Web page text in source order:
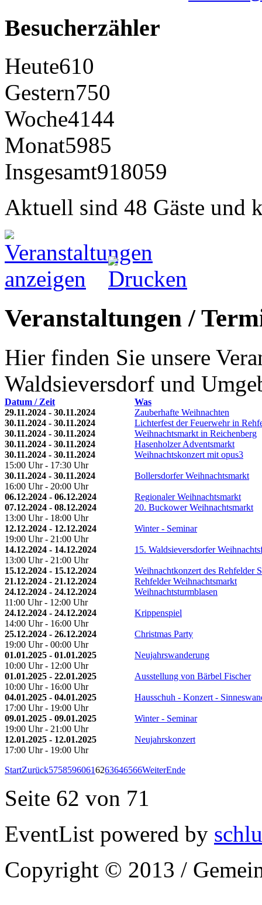
Besucherzähler
Heute610
Gestern750
Woche4144
Monat5985
Insgesamt918059
Aktuell sind 48 Gäste und
Veranstaltungen /
Hier finden Sie unsere
Waldsieversdorf und
Datum / Zeit
Was
29.11.2024 - 30.11.2024
Zauberhafte Weihnachten
30.11.2024 - 30.11.2024
Lichterfest der Feuerwehr in
30.11.2024 - 30.11.2024
Weihnachtsmarkt in Reichenberg
30.11.2024 - 30.11.2024
Hasenholzer Adventsmarkt
30.11.2024 - 30.11.2024
15:00 Uhr - 17:30 Uhr
Weihnachtskonzert mit opus3
30.11.2024 - 30.11.2024
16:00 Uhr - 20:00 Uhr
Bollersdorfer Weihnachtsmarkt
06.12.2024 - 06.12.2024
Regionaler Weihnachtsmarkt
07.12.2024 - 08.12.2024
13:00 Uhr - 18:00 Uhr
20. Buckower Weihnachtsmarkt
12.12.2024 - 12.12.2024
19:00 Uhr - 21:00 Uhr
Winter - Seminar
14.12.2024 - 14.12.2024
13:00 Uhr - 21:00 Uhr
15. Waldsieversdorfer
15.12.2024 - 15.12.2024
Weihnachtkonzert des Rehfelder
21.12.2024 - 21.12.2024
Rehfelder Weihnachtsmarkt
24.12.2024 - 24.12.2024
11:00 Uhr - 12:00 Uhr
Weihnachtsturmblasen
24.12.2024 - 24.12.2024
14:00 Uhr - 16:00 Uhr
Krippenspiel
25.12.2024 - 26.12.2024
19:00 Uhr - 00:00 Uhr
Christmas Party
01.01.2025 - 01.01.2025
10:00 Uhr - 12:00 Uhr
Neujahrswanderung
01.01.2025 - 22.01.2025
10:00 Uhr - 16:00 Uhr
Ausstellung von Bärbel Fischer
04.01.2025 - 04.01.2025
17:00 Uhr - 19:00 Uhr
Hausschuh - Konzert -
09.01.2025 - 09.01.2025
19:00 Uhr - 21:00 Uhr
Winter - Seminar
12.01.2025 - 12.01.2025
17:00 Uhr - 19:00 Uhr
Neujahrskonzert
StartZurück57585960616263646566WeiterEnde
Seite 62 von 71
EventList powered by
Copyright © 2013 /